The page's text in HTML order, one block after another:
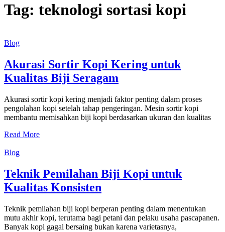
Tag: teknologi sortasi kopi
Blog
Akurasi Sortir Kopi Kering untuk
Kualitas Biji Seragam
Akurasi sortir kopi kering menjadi faktor penting dalam proses
pengolahan kopi setelah tahap pengeringan. Mesin sortir kopi
membantu memisahkan biji kopi berdasarkan ukuran dan kualitas
Read More
Blog
Teknik Pemilahan Biji Kopi untuk
Kualitas Konsisten
Teknik pemilahan biji kopi berperan penting dalam menentukan
mutu akhir kopi, terutama bagi petani dan pelaku usaha pascapanen.
Banyak kopi gagal bersaing bukan karena varietasnya,